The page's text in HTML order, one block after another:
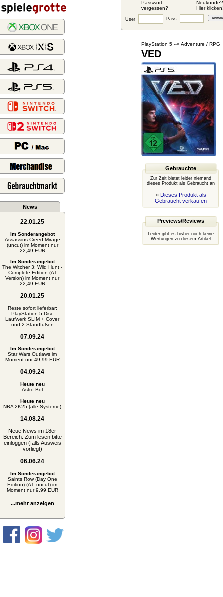
Passwort
vergessen?
Neukunde?
Hier klicken!
User Pass
News
22.01.25
Im Sonderangebot
Assassins Creed Mirage
(uncut) im Moment nur
22,49 EUR
Im Sonderangebot
The Witcher 3: Wild Hunt -
Complete Edition (AT
Version) im Moment nur
22,49 EUR
20.01.25
Reste sofort lieferbar:
PlayStation 5 Disc
Laufwerk SLIM + Cover
und 2 Standfüßen
07.09.24
Im Sonderangebot
Star Wars Outlaws im
Moment nur 49,99 EUR
04.09.24
Heute neu
Astro Bot
Heute neu
NBA 2K25 (alle Systeme)
14.08.24
Neue News im 18er
Bereich. Zum lesen bitte
einloggen (falls Ausweis
vorliegt)
06.06.24
Im Sonderangebot
Saints Row (Day One
Edition) (AT, uncut) im
Moment nur 9,99 EUR
...mehr anzeigen
PlayStation 5 --» Adventure / RPG
VED
Gebrauchte
Zur Zeit bietet leider niemand
dieses Produkt als Gebraucht an
» Dieses Produkt als
Gebraucht verkaufen
Previews/Reviews
Leider gibt es bisher noch keine
Wertungen zu diesem Artikel